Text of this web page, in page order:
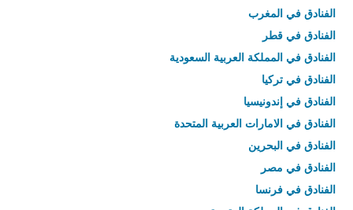
الفنادق في المغرب
الفنادق في قطر
الفنادق في المملكة العربية السعودية
الفنادق في تركيا
الفنادق في إندونيسيا
الفنادق في الامارات العربية المتحدة
الفنادق في البحرين
الفنادق في مصر
الفنادق في فرنسا